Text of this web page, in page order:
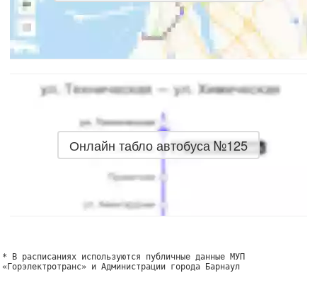
Онлайн табло автобуса №125
* В расписаниях используются публичные данные МУП
«Горэлектротранс» и Администрации города Барнаул